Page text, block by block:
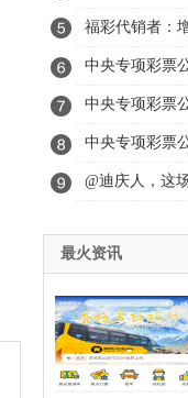
福彩代销者：
中央专项彩票
中央专项彩票
中央专项彩票
@迪庆人，这
最火资讯